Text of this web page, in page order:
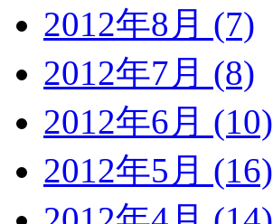
2012年8月 (7)
2012年7月 (8)
2012年6月 (10)
2012年5月 (16)